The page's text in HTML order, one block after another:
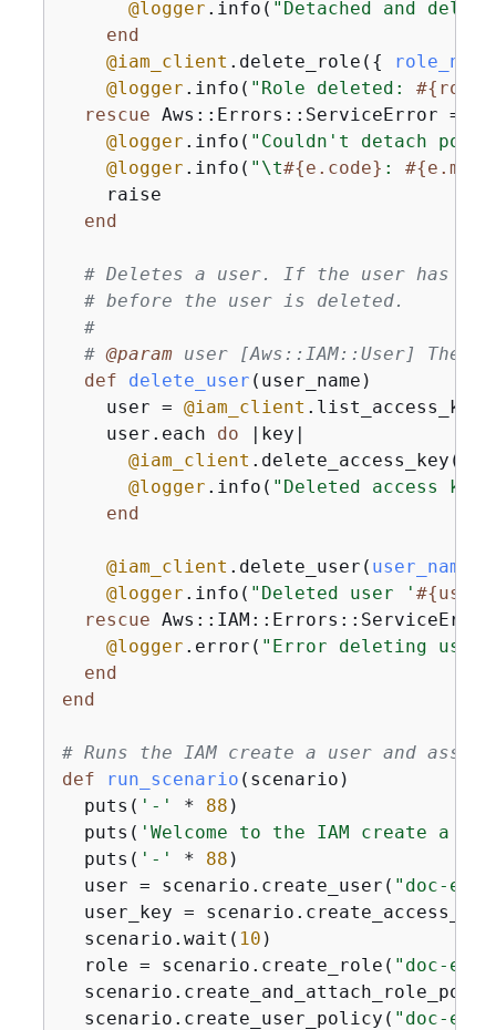
@logger .info( "Detached and
end
@iam_client .delete_role( {
@logger .info( "Role deleted: #{
rescue Aws::Errors::ServiceError => e
@logger .info( "Couldn't detach
@logger .info( "\t#{e.code} : #{
    raise
end
# Deletes a user. If the user has
# before the user is deleted.
#
# @param user [Aws::IAM::User] The
def
delete_user (user_name)
    user =
@iam_client
    user.each
do
|key|
@iam_client .delete_access_key(
@logger .info( "Deleted access key
end
@iam_client .delete_user( user_name:
@logger .info( "Deleted user ' #{
rescue
@logger .error( "Error deleting user
end
end
# Runs the IAM create a user and
def
run_scenario (scenario)
  puts(
'-' * 88 )
  puts(
'Welcome to the IAM create a
  puts(
'-' * 88 )
  user = scenario.create_user(
"doc-
user_key =
  scenario.wait(
10 )
  role = scenario.create_role(
"doc-
  scenario.create_user_policy(
"doc-